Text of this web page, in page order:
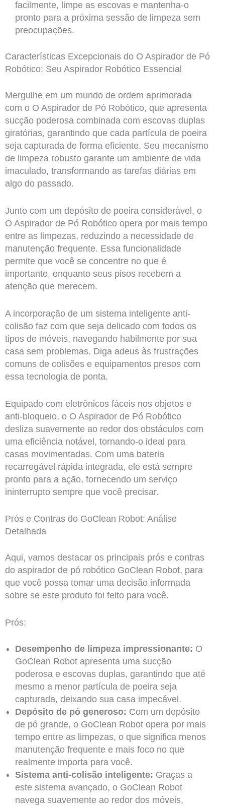
facilmente, limpe as escovas e mantenha-o
pronto para a próxima sessão de limpeza sem
preocupações.
Características Excepcionais do O Aspirador de Pó
Robótico: Seu Aspirador Robótico Essencial
Mergulhe em um mundo de ordem aprimorada
com o O Aspirador de Pó Robótico, que apresenta
sucção poderosa combinada com escovas duplas
giratórias, garantindo que cada partícula de poeira
seja capturada de forma eficiente. Seu mecanismo
de limpeza robusto garante um ambiente de vida
imaculado, transformando as tarefas diárias em
algo do passado.
Junto com um depósito de poeira considerável, o
O Aspirador de Pó Robótico opera por mais tempo
entre as limpezas, reduzindo a necessidade de
manutenção frequente. Essa funcionalidade
permite que você se concentre no que é
importante, enquanto seus pisos recebem a
atenção que merecem.
A incorporação de um sistema inteligente anti-
colisão faz com que seja delicado com todos os
tipos de móveis, navegando habilmente por sua
casa sem problemas. Diga adeus às frustrações
comuns de colisões e equipamentos presos com
essa tecnologia de ponta.
Equipado com eletrônicos fáceis nos objetos e
anti-bloqueio, o O Aspirador de Pó Robótico
desliza suavemente ao redor dos obstáculos com
uma eficiência notável, tornando-o ideal para
casas movimentadas. Com uma bateria
recarregável rápida integrada, ele está sempre
pronto para a ação, fornecendo um serviço
ininterrupto sempre que você precisar.
Prós e Contras do GoClean Robot: Análise
Detalhada
Aqui, vamos destacar os principais prós e contras
do aspirador de pó robótico GoClean Robot, para
que você possa tomar uma decisão informada
sobre se este produto foi feito para você.
Prós:
Desempenho de limpeza impressionante: O
GoClean Robot apresenta uma sucção
poderosa e escovas duplas, garantindo que até
mesmo a menor partícula de poeira seja
capturada, deixando sua casa impecável.
Depósito de pó generoso: Com um depósito
de pó grande, o GoClean Robot opera por mais
tempo entre as limpezas, o que significa menos
manutenção frequente e mais foco no que
realmente importa para você.
Sistema anti-colisão inteligente: Graças a
este sistema avançado, o GoClean Robot
navega suavemente ao redor dos móveis,